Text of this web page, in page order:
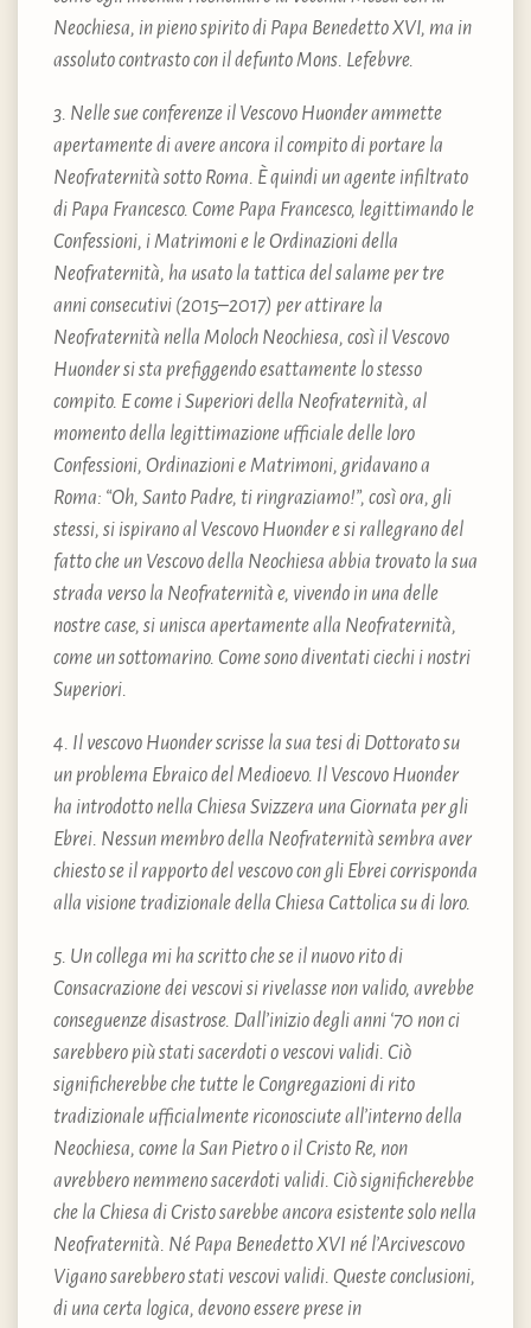
Neochiesa, in pieno spirito di Papa Benedetto XVI, ma in
assoluto contrasto con il defunto Mons. Lefebvre.
3. Nelle sue conferenze il Vescovo Huonder ammette
apertamente di avere ancora il compito di portare la
Neofraternità sotto Roma. È quindi un agente infiltrato
di Papa Francesco. Come Papa Francesco, legittimando le
Confessioni, i Matrimoni e le Ordinazioni della
Neofraternità, ha usato la tattica del salame per tre
anni consecutivi (2015–2017) per attirare la
Neofraternità nella Moloch Neochiesa, così il Vescovo
Huonder si sta prefiggendo esattamente lo stesso
compito. E come i Superiori della Neofraternità, al
momento della legittimazione ufficiale delle loro
Confessioni, Ordinazioni e Matrimoni, gridavano a
Roma: “Oh, Santo Padre, ti ringraziamo!”, così ora, gli
stessi, si ispirano al Vescovo Huonder e si rallegrano del
fatto che un Vescovo della Neochiesa abbia trovato la sua
strada verso la Neofraternità e, vivendo in una delle
nostre case, si unisca apertamente alla Neofraternità,
come un sottomarino. Come sono diventati ciechi i nostri
Superiori.
4. Il vescovo Huonder scrisse la sua tesi di Dottorato su
un problema Ebraico del Medioevo. Il Vescovo Huonder
ha introdotto nella Chiesa Svizzera una Giornata per gli
Ebrei. Nessun membro della Neofraternità sembra aver
chiesto se il rapporto del vescovo con gli Ebrei corrisponda
alla visione tradizionale della Chiesa Cattolica su di loro.
5. Un collega mi ha scritto che se il nuovo rito di
Consacrazione dei vescovi si rivelasse non valido, avrebbe
conseguenze disastrose. Dall’inizio degli anni ‘70 non ci
sarebbero più stati sacerdoti o vescovi validi. Ciò
significherebbe che tutte le Congregazioni di rito
tradizionale ufficialmente riconosciute all’interno della
Neochiesa, come la San Pietro o il Cristo Re, non
avrebbero nemmeno sacerdoti validi. Ciò significherebbe
che la Chiesa di Cristo sarebbe ancora esistente solo nella
Neofraternità. Né Papa Benedetto XVI né l’Arcivescovo
Vigano sarebbero stati vescovi validi. Queste conclusioni,
di una certa logica, devono essere prese in